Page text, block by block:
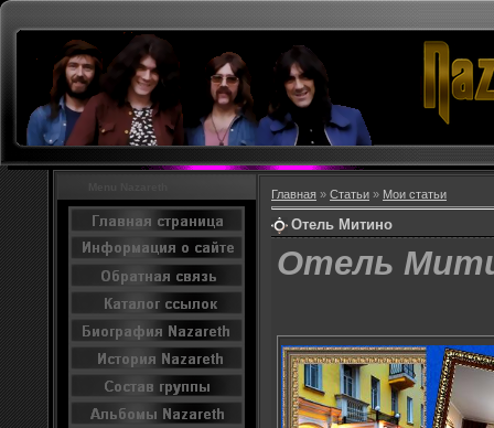
Главная » Статьи » Мои статьи
Отель Митино
Отель